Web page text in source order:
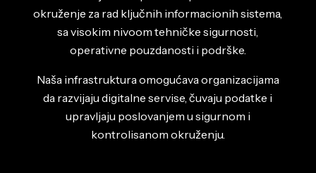
okruženje za rad ključnih informacionih sistema,
sa visokim nivoom tehničke sigurnosti,
operativne pouzdanosti i podrške.
Naša infrastruktura omogućava organizacijama
da razvijaju digitalne servise, čuvaju podatke i
upravljaju poslovanjem u sigurnom i
kontrolisanom okruženju.